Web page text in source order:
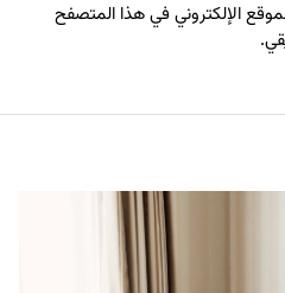
الإلكتروني في هذا المتصفح